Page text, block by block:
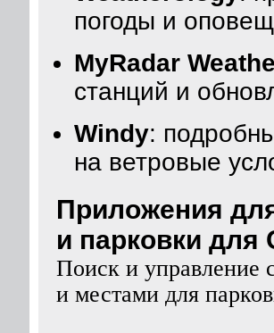
погоды и
MyRadar
станций и
Windy:
на ветровые
Приложения
и парковки для
Поиск и управление
и местами для